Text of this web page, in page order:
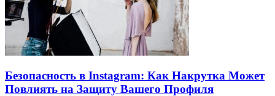
Безопасность в Instagram: Как Накрутка Может
Повлиять на Защиту Вашего Профиля